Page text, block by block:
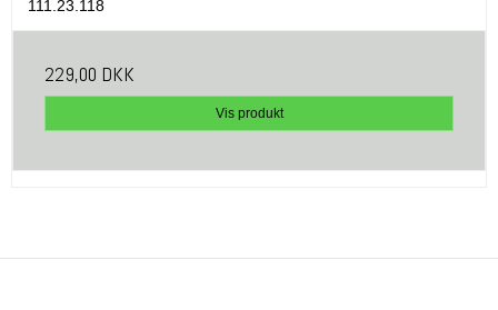
111.23.118
229,00 DKK
Vis produkt